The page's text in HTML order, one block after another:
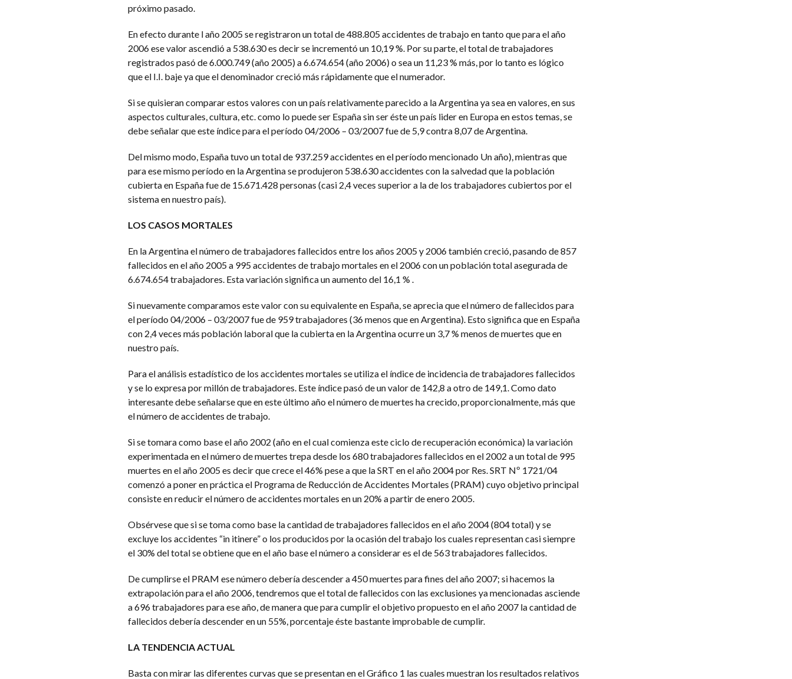
próximo pasado.
En efecto durante l año 2005 se registraron un total de 488.805 accidentes de trabajo en tanto que para el año
2006 ese valor ascendió a 538.630 es decir se incrementó un 10,19 %. Por su parte, el total de trabajadores
registrados pasó de 6.000.749 (año 2005) a 6.674.654 (año 2006) o sea un 11,23 % más, por lo tanto es lógico
que el I.I. baje ya que el denominador creció más rápidamente que el numerador.
Si se quisieran comparar estos valores con un país relativamente parecido a la Argentina ya sea en valores, en sus
aspectos culturales, cultura, etc. como lo puede ser España sin ser éste un país lider en Europa en estos temas, se
debe señalar que este índice para el período 04/2006 – 03/2007 fue de 5,9 contra 8,07 de Argentina.
Del mismo modo, España tuvo un total de 937.259 accidentes en el período mencionado Un año), mientras que
para ese mismo período en la Argentina se produjeron 538.630 accidentes con la salvedad que la población
cubierta en España fue de 15.671.428 personas (casi 2,4 veces superior a la de los trabajadores cubiertos por el
sistema en nuestro país).
LOS CASOS MORTALES
En la Argentina el número de trabajadores fallecidos entre los años 2005 y 2006 también creció, pasando de 857
fallecidos en el año 2005 a 995 accidentes de trabajo mortales en el 2006 con un población total asegurada de
6.674.654 trabajadores. Esta variación significa un aumento del 16,1 % .
Si nuevamente comparamos este valor con su equivalente en España, se aprecia que el número de fallecidos para
el período 04/2006 – 03/2007 fue de 959 trabajadores (36 menos que en Argentina). Esto significa que en España
con 2,4 veces más población laboral que la cubierta en la Argentina ocurre un 3,7 % menos de muertes que en
nuestro país.
Para el análisis estadístico de los accidentes mortales se utiliza el índice de incidencia de trabajadores fallecidos
y se lo expresa por millón de trabajadores. Este índice pasó de un valor de 142,8 a otro de 149,1. Como dato
interesante debe señalarse que en este último año el número de muertes ha crecido, proporcionalmente, más que
el número de accidentes de trabajo.
Si se tomara como base el año 2002 (año en el cual comienza este ciclo de recuperación económica) la variación
experimentada en el número de muertes trepa desde los 680 trabajadores fallecidos en el 2002 a un total de 995
muertes en el año 2005 es decir que crece el 46% pese a que la SRT en el año 2004 por Res. SRT Nº 1721/04
comenzó a poner en práctica el Programa de Reducción de Accidentes Mortales (PRAM) cuyo objetivo principal
consiste en reducir el número de accidentes mortales en un 20% a partir de enero 2005.
Obsérvese que si se toma como base la cantidad de trabajadores fallecidos en el año 2004 (804 total) y se
excluye los accidentes “in itinere” o los producidos por la ocasión del trabajo los cuales representan casi siempre
el 30% del total se obtiene que en el año base el número a considerar es el de 563 trabajadores fallecidos.
De cumplirse el PRAM ese número debería descender a 450 muertes para fines del año 2007; si hacemos la
extrapolación para el año 2006, tendremos que el total de fallecidos con las exclusiones ya mencionadas asciende
a 696 trabajadores para ese año, de manera que para cumplir el objetivo propuesto en el año 2007 la cantidad de
fallecidos debería descender en un 55%, porcentaje éste bastante improbable de cumplir.
LA TENDENCIA ACTUAL
Basta con mirar las diferentes curvas que se presentan en el Gráfico 1 las cuales muestran los resultados relativos